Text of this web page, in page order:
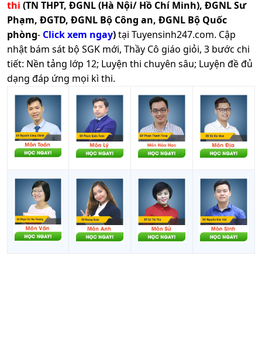
thi (TN THPT, ĐGNL (Hà Nội/ Hồ Chí Minh), ĐGNL Sư
Phạm, ĐGTD, ĐGNL Bộ Công an, ĐGNL Bộ Quốc
phòng- Click xem ngay)tại Tuyensinh247.com. Cập
nhật bám sát bộ SGK mới, Thầy Cô giáo giỏi, 3 bước chi
tiết: Nền tảng lớp 12; Luyện thi chuyên sâu; Luyện đề đủ
dạng đáp ứng mọi kì thi.